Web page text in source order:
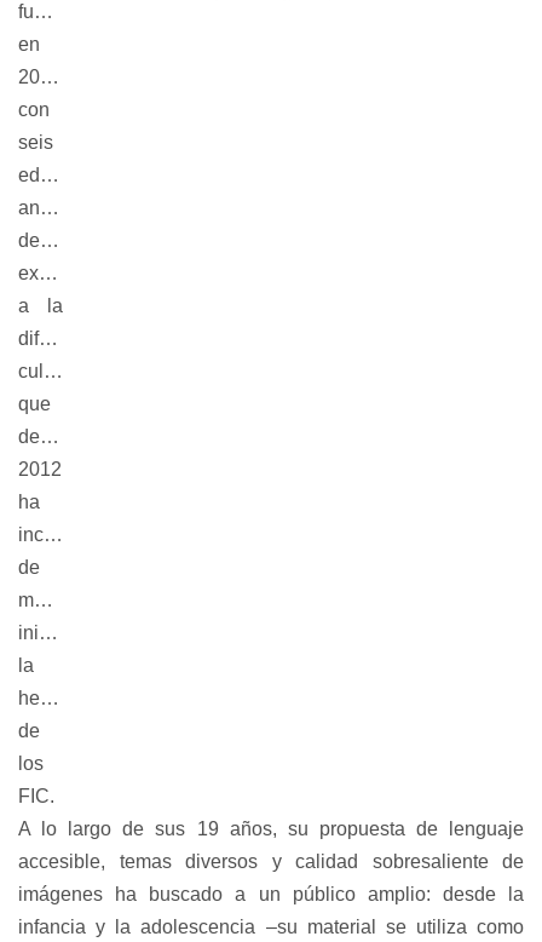
fundada
en
2006,
con
seis
ediciones
anuales
dedicada
exclusivamente
a la
difusión
cultural,
que
desde
2012
ha
incorporado
de
manera
ininterrumpida
la
herramienta
de
los
FIC.
A lo largo de sus 19 años, su propuesta de lenguaje
accesible, temas diversos y calidad sobresaliente de
imágenes ha buscado a un público amplio: desde la
infancia y la adolescencia –su material se utiliza como